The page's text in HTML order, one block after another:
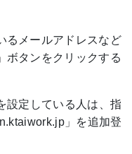
るメールアドレスなど
ボタンをクリックする
設定している人は、指
」を追加登